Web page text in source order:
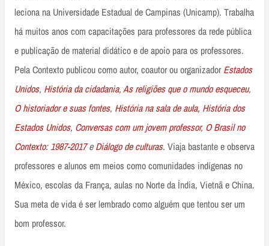
leciona na Universidade Estadual de Campinas (Unicamp). Trabalha
há muitos anos com capacitações para professores da rede pública
e publicação de material didático e de apoio para os professores.
Pela Contexto publicou como autor, coautor ou organizadorEstados
Unidos, História da cidadania,As religiões que o mundo esqueceu,
O historiador e suas fontes, História na sala de aula, História dos
Estados Unidos, Conversas com um jovem professor, O Brasil no
Contexto: 1987-2017eDiálogo de culturas. Viaja bastante e observa
professores e alunos em meios como comunidades indígenas no
México, escolas da França, aulas no Norte da Índia, Vietnã e China.
Sua meta de vida é ser lembrado como alguém que tentou ser um
bom professor.